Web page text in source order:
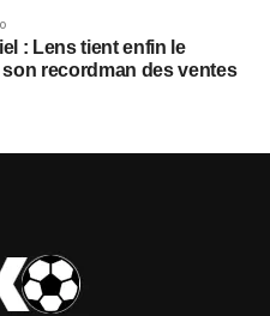
: Lens tient enfin le
recordman des ventes